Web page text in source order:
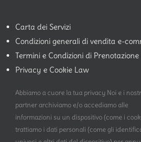
Carta dei Servizi
Condizioni generali di vendita e-
Termini e Condizioni di Prenotazione
Privacy e Cookie Law
Covid-19
Abbiamo a cuore la tua privacy Noi e i
partner archiviamo e/o accediamo alle
informazioni su un dispositivo (come i
trattiamo i dati personali (come gli